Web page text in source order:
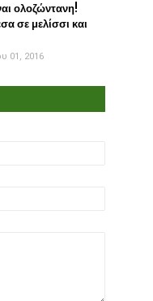
ολοζώντανη!
σε μελίσσι και
01, 2016